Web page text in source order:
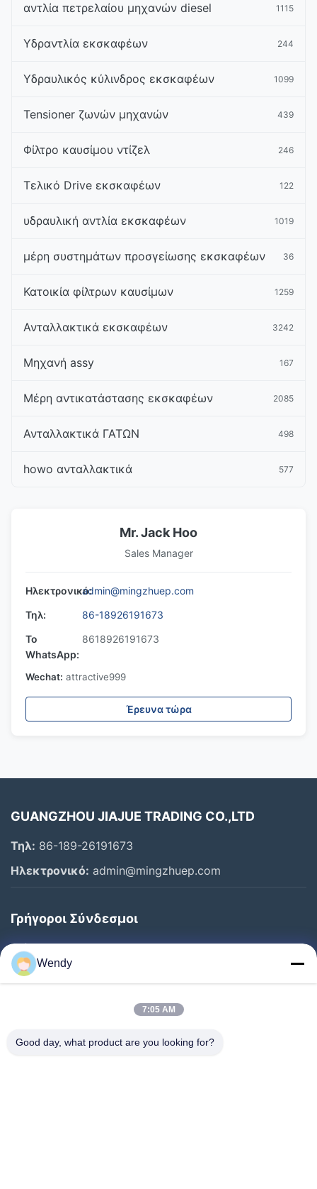
αντλία πετρελαίου μηχανών diesel 1115
Υδραντλία εκσκαφέων 244
Υδραυλικός κύλινδρος εκσκαφέων 1099
Tensioner ζωνών μηχανών 439
Φίλτρο καυσίμου ντίζελ 246
Τελικό Drive εκσκαφέων 122
υδραυλική αντλία εκσκαφέων 1019
μέρη συστημάτων προσγείωσης εκσκαφέων 36
Κατοικία φίλτρων καυσίμων 1259
Ανταλλακτικά εκσκαφέων 3242
Μηχανή assy 167
Μέρη αντικατάστασης εκσκαφέων 2085
Ανταλλακτικά ΓΑΤΩΝ 498
howo ανταλλακτικά 577
Mr. Jack Hoo
Sales Manager
Ηλεκτρονικό:admin@mingzhuep.com
Τηλ:
86-18926191673
Το
WhatsApp:
8618926191673
Wechat: attractive999
Έρευνα τώρα
GUANGZHOU JIAJUE TRADING CO.,LTD
Τηλ: 86-189-26191673
Ηλεκτρονικό: admin@mingzhuep.com
Γρήγοροι Σύνδεσμοι
Σπίτι
Προϊόντα
Έλεγχος Ποιότητας
Wendy
7:05 AM
Good day, what product are you looking for?